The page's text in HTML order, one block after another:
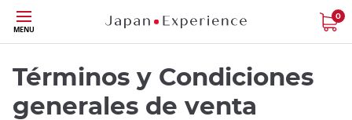
Tamaño
MENU
0
Términos y Condiciones
generales de venta